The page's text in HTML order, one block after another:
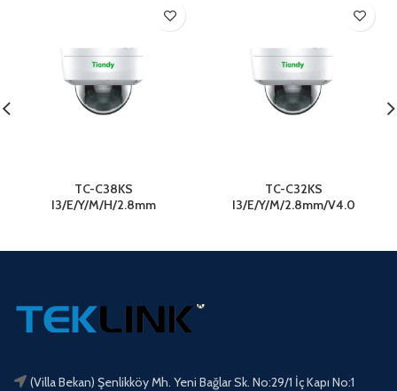
TC-C38KS
I3/E/Y/M/H/2.8mm
TC-C32KS
I3/E/Y/M/2.8mm/V4.0
(Villa Bekan) Şenlikköy Mh. Yeni Bağlar Sk. No:29/1 İç Kapı No:1